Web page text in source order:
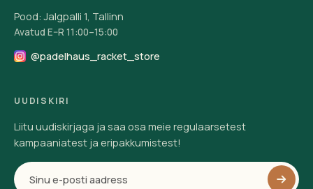
Pood: Jalgpalli 1, Tallinn
Avatud E–R 11:00–15:00
@padelhaus_racket_store
UUDISKIRI
Liitu uudiskirjaga ja saa osa meie regulaarsetest
kampaaniatest ja eripakkumistest!